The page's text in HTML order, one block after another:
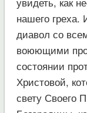
нашего греха.
диавол со
воюющими
состоянии
Христовой,
свету Своего